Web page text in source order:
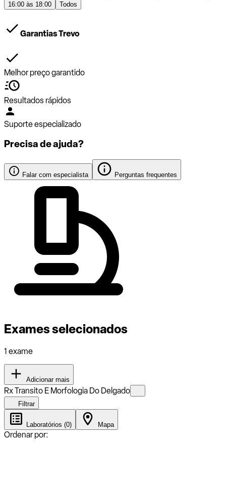
16:00 às 18:00
Todos
Garantias Trevo
Melhor preço garantido
Resultados rápidos
Suporte especializado
Precisa de ajuda?
Falar com especialista Perguntas frequentes
Exames selecionados
1 exame
Adicionar mais
Rx Transito E Morfologia Do Delgado
Filtrar
Laboratórios (0) Mapa
Ordenar por: